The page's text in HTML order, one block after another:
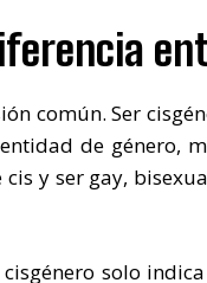
común. Ser
de género,
cis y ser gay,
solo